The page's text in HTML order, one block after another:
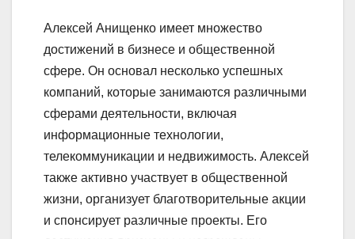
Алексей Анищенко имеет множество
достижений в бизнесе и общественной
сфере. Он основал несколько успешных
компаний, которые занимаются различными
сферами деятельности, включая
информационные технологии,
телекоммуникации и недвижимость. Алексей
также активно участвует в общественной
жизни, организует благотворительные акции
и спонсирует различные проекты. Его